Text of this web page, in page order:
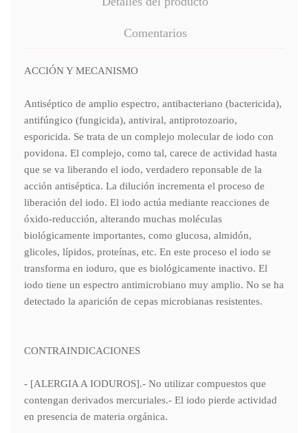
Comentarios
ACCIÓN Y MECANISMO
Antiséptico de amplio espectro, antibacteriano (bactericida),
antifúngico (fungicida), antiviral, antiprotozoario,
esporicida. Se trata de un complejo molecular de iodo con
povidona. El complejo, como tal, carece de actividad hasta
que se va liberando el iodo, verdadero reponsable de la
acción antiséptica. La dilución incrementa el proceso de
liberación del iodo. El iodo actúa mediante reacciones de
óxido-reducción, alterando muchas moléculas
biológicamente importantes, como glucosa, almidón,
glicoles, lípidos, proteínas, etc. En este proceso el iodo se
transforma en ioduro, que es biológicamente inactivo. El
iodo tiene un espectro antimicrobiano muy amplio. No se ha
detectado la aparición de cepas microbianas resistentes.
CONTRAINDICACIONES
- [ALERGIA A IODUROS].- No utilizar compuestos que
contengan derivados mercuriales.- El iodo pierde actividad
en presencia de materia orgánica.